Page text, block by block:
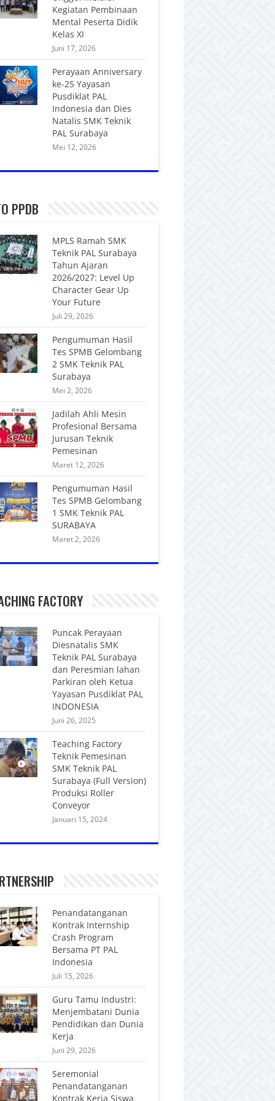
Kegiatan Pembinaan
Mental Peserta Didik
Kelas XI
Juni 17, 2026
Perayaan Anniversary
ke-25 Yayasan
Pusdiklat PAL
Indonesia dan Dies
Natalis SMK Teknik
PAL Surabaya
Mei 12, 2026
PPDB
MPLS Ramah SMK
Teknik PAL Surabaya
Tahun Ajaran
2026/2027: Level Up
Character Gear Up
Your Future
Juli 29, 2026
Pengumuman Hasil
Tes SPMB Gelombang
2 SMK Teknik PAL
Surabaya
Mei 2, 2026
Jadilah Ahli Mesin
Profesional Bersama
Jurusan Teknik
Pemesinan
Maret 12, 2026
Pengumuman Hasil
Tes SPMB Gelombang
1 SMK Teknik PAL
SURABAYA
Maret 2, 2026
FACTORY
Puncak Perayaan
Diesnatalis SMK
Teknik PAL Surabaya
dan Peresmian lahan
Parkiran oleh Ketua
Yayasan Pusdiklat PAL
INDONESIA
Juni 26, 2025
Teaching Factory
Teknik Pemesinan
SMK Teknik PAL
Surabaya (Full Version)
Produksi Roller
Conveyor
Januari 15, 2024
Penandatanganan
Kontrak Internship
Crash Program
Bersama PT PAL
Indonesia
Juli 15, 2026
Guru Tamu Industri:
Menjembatani Dunia
Pendidikan dan Dunia
Kerja
Juni 29, 2026
Seremonial
Penandatanganan
Kontrak Kerja Siswa